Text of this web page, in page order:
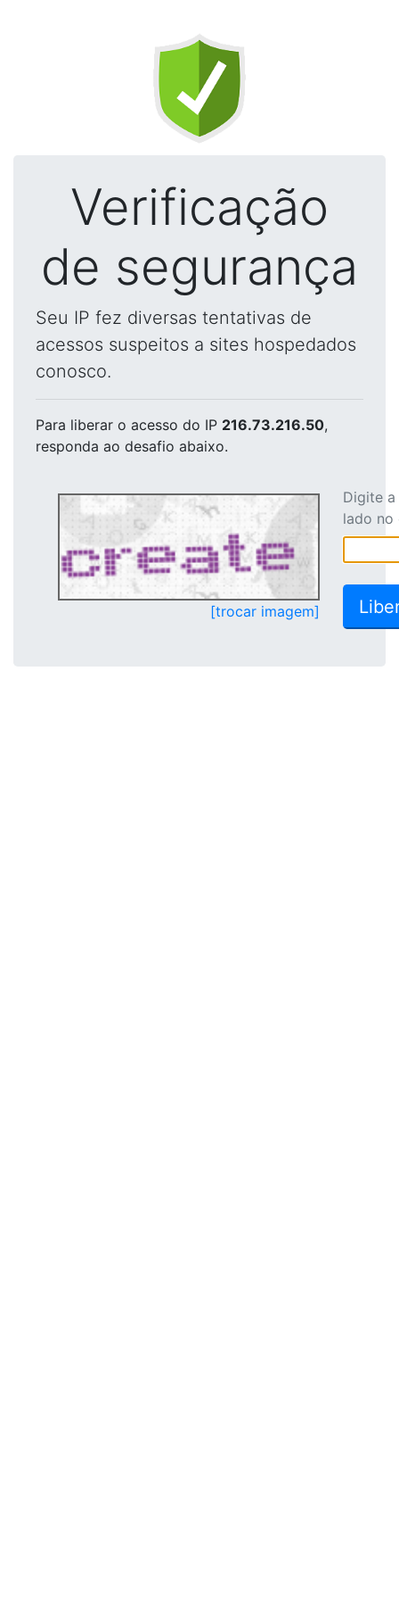
Verificação
de segurança
Seu IP fez diversas tentativas de
acessos suspeitos a sites hospedados
conosco.
Para liberar o acesso do IP 216.73.216.50,
responda ao desafio abaixo.
[trocar imagem]
Digite
lado no